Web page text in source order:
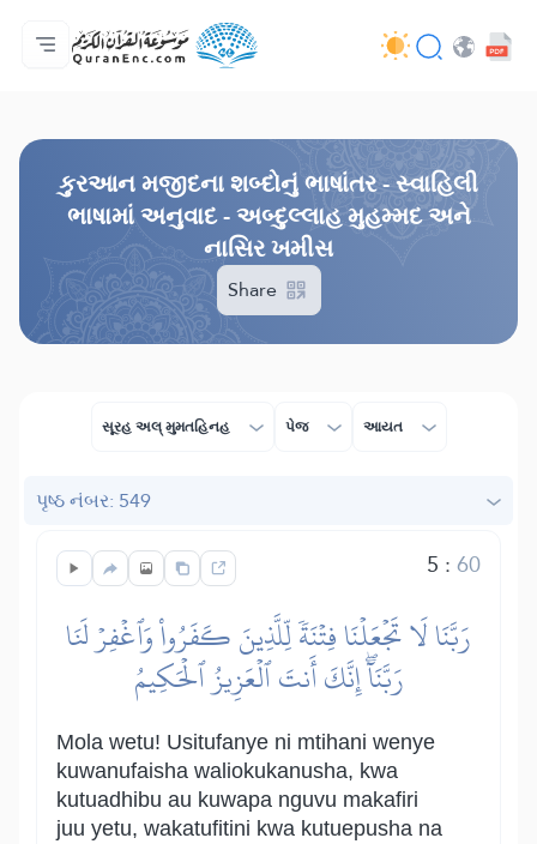
મુખ્ય પેજ
ભાષાંતરોની યાદી
Audio
વિકાસકની સેવાઓ - API
પ્રોજેકટ વિશે
અમારો સંપર્ક
ભાષા
કુરઆન મજીદના શબ્દોનું ભાષાંતર - સ્વાહિલી
ભાષામાં અનુવાદ - અબ્દુલ્લાહ મુહમ્મદ અને
નાસિર ખમીસ
Share
સૂરહ અલ્ મુમતહિનહ પેજ આયત
પૃષ્ઠ નંબર: 549
5 :60
رَبَّنَا لَا تَجۡعَلۡنَا فِتۡنَةٗ لِّلَّذِينَ كَفَرُواْ وَٱغۡفِرۡ لَنَا
رَبَّنَآۖ إِنَّكَ أَنتَ ٱلۡعَزِيزُ ٱلۡحَكِيمُ
Mola wetu! Usitufanye ni mtihani wenye
kuwanufaisha waliokukanusha, kwa
kutuadhibu au kuwapa nguvu makafiri
juu yetu, wakatufitini kwa kutuepusha na